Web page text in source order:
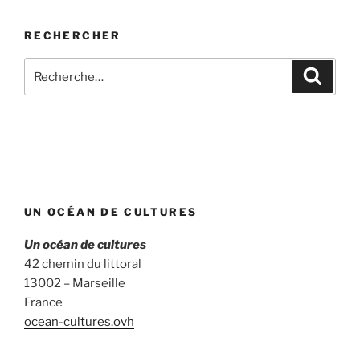
RECHERCHER
pour
UN OCÉAN DE CULTURES
Un océan de cultures
42 chemin du littoral
13002 – Marseille
France
ocean-cultures.ovh